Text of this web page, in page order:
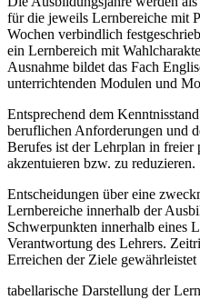
für die jeweils Lernbereiche mit
Wochen verbindlich
ein Lernbereich mit
Ausnahme bildet das Fach
unterrichtenden Modulen und
Entsprechend dem
beruflichen Anforderungen und
Berufes ist der Lehrplan in freier
akzentuieren bzw. zu reduzieren.
Entscheidungen über eine
Lernbereiche innerhalb der
Schwerpunkten innerhalb eines
Verantwortung des Lehrers.
Erreichen der Ziele
tabellarische Darstellung der